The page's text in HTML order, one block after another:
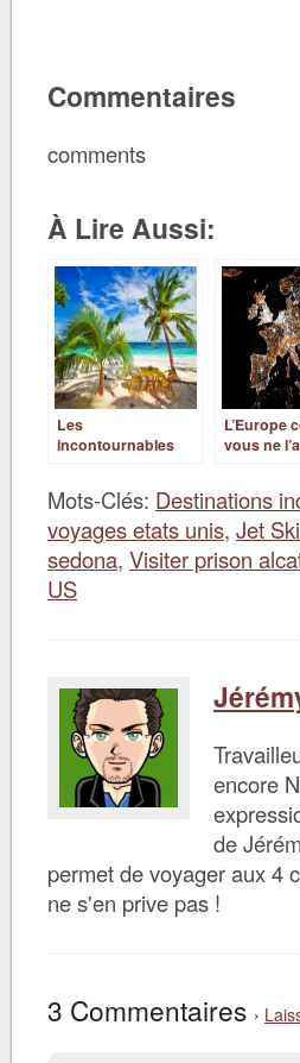
Commentaires
comments
À Lire Aussi:
Les
incontournables
L’Europe
vous ne
Mots-Clés: Destinations
voyages etats unis, Jet
sedona, Visiter prison
US
encore
de
permet de voyager aux 4
ne s'en prive pas !
3 Commentaires ›